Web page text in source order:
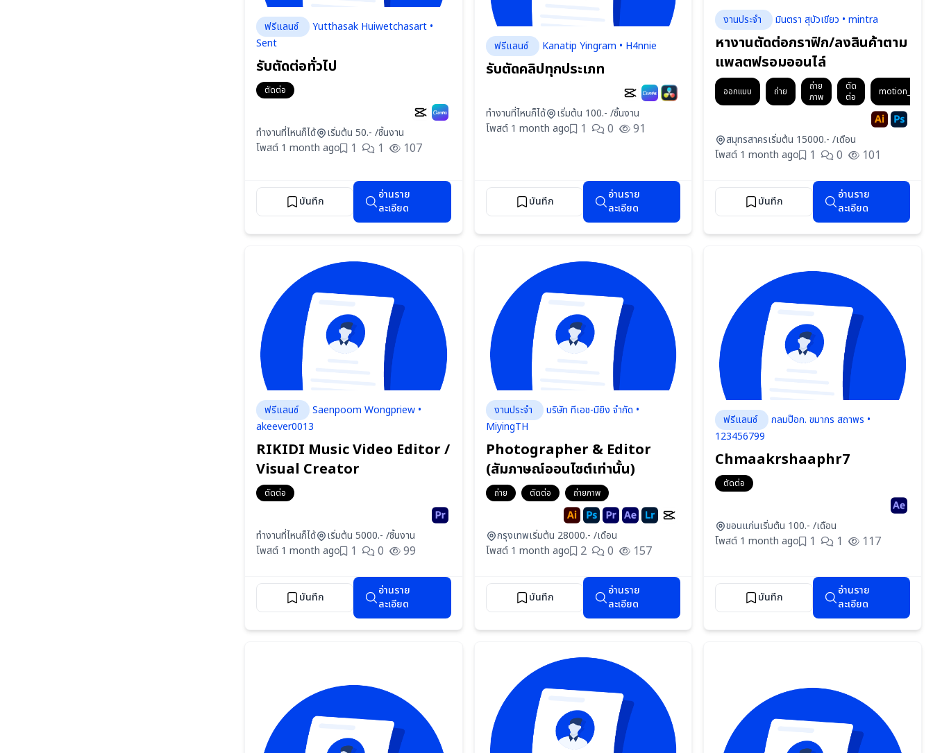
ฟรีแลนซ์
Yutthasak Huiwetchasart •
Sent
รับตัดต่อทั่วไป
ตัดต่อ
ทำงานที่ไหนก็ได้
เริ่มต้น 50.- /ชิ้นงาน
โพสต์ 1 month ago
1 1 107
บันทึก
อ่านราย
ละเอียด
ฟรีแลนซ์ Kanatip Yingram • H4nnie
รับตัดคลิปทุกประเภท
ทำงานที่ไหนก็ได้
เริ่มต้น 100.- /ชิ้นงาน
โพสต์ 1 month ago 1 0 91
บันทึก
อ่านราย
ละเอียด
งานประจำ มินตรา สุบัวเขียว • mintra
หางานตัดต่อกราฟิก/ลงสินค้าตาม
แพลตฟรอมออนไล์
ออกแบบ ถ่าย
ถ่าย
ภาพ
ตัด
ต่อ
สมุทรสาครเริ่มต้น 15000.- /เดือน
โพสต์ 1 month ago
1 0 101
บันทึก
อ่านราย
ละเอียด
ฟรีแลนซ์
Saenpoom Wongpriew •
akeever0013
RIKIDI Music Video Editor /
Visual Creator
ตัดต่อ
ทำงานที่ไหนก็ได้
เริ่มต้น 5000.- /ชิ้นงาน
โพสต์ 1 month ago
1 0 99
บันทึก
อ่านราย
ละเอียด
งานประจำ
บริษัท ทีเอช-มิยิง จำกัด •
MiyingTH
Photographer & Editor
(สัมภาษณ์ออนไซต์เท่านั้น)
ถ่าย ตัดต่อ ถ่ายภาพ
กรุงเทพเริ่มต้น 28000.- /เดือน
โพสต์ 1 month ago 2 0 157
บันทึก
อ่านราย
ละเอียด
ฟรีแลนซ์
กลมป๊อก. ขมากร สถาพร •
123456799
Chmaakrshaaphr7
ตัดต่อ
ขอนแก่นเริ่มต้น 100.- /เดือน
โพสต์ 1 month ago
1 1 117
บันทึก
อ่านราย
ละเอียด